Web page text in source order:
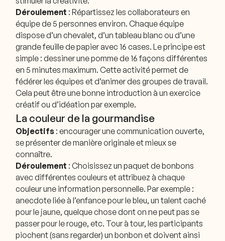
Déroulement : Répartissez les collaborateurs en
équipe de 5 personnes environ. Chaque équipe
dispose d’un chevalet, d’un tableau blanc ou d’une
grande feuille de papier avec 16 cases. Le principe est
simple : dessiner une pomme de 16 façons différentes
en 5 minutes maximum. Cette activité permet de
fédérer les équipes et d’animer des groupes de travail.
Cela peut être une bonne introduction à un exercice
créatif ou d’idéation par exemple.
La couleur de la gourmandise
Objectifs : encourager une communication ouverte,
se présenter de manière originale et mieux se
connaître.
Déroulement : Choisissez un paquet de bonbons
avec différentes couleurs et attribuez à chaque
couleur une information personnelle. Par exemple :
anecdote liée à l’enfance pour le bleu, un talent caché
pour le jaune, quelque chose dont on ne peut pas se
passer pour le rouge, etc. Tour à tour, les participants
piochent (sans regarder) un bonbon et doivent ainsi